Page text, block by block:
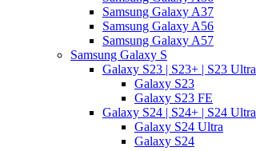
Samsung Galaxy A37
Samsung Galaxy A56
Samsung Galaxy A57
Samsung Galaxy S
Galaxy S23 | S23+ | S23 Ultra
Galaxy S23
Galaxy S23 FE
Galaxy S24 | S24+ | S24 Ultra
Galaxy S24 Ultra
Galaxy S24